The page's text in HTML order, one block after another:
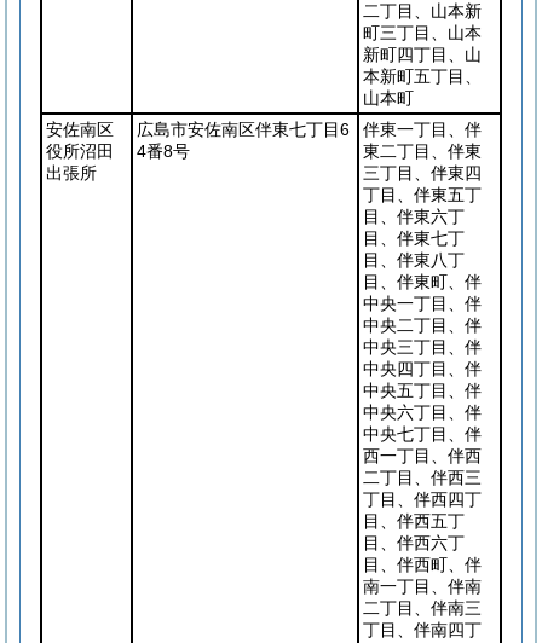
二丁目、山本新
町三丁目、山本
新町四丁目、山
本新町五丁目、
山本町
安佐南区
役所沼田
出張所
広島市安佐南区伴東七丁目6
4番8号
伴東一丁目、伴
東二丁目、伴東
三丁目、伴東四
丁目、伴東五丁
目、伴東六丁
目、伴東七丁
目、伴東八丁
目、伴東町、伴
中央一丁目、伴
中央二丁目、伴
中央三丁目、伴
中央四丁目、伴
中央五丁目、伴
中央六丁目、伴
中央七丁目、伴
西一丁目、伴西
二丁目、伴西三
丁目、伴西四丁
目、伴西五丁
目、伴西六丁
目、伴西町、伴
南一丁目、伴南
二丁目、伴南三
丁目、伴南四丁